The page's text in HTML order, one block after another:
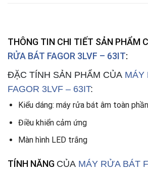
THÔNG TIN CHI TIẾT SẢN PHẨM
RỬA BÁT FAGOR 3LVF – 63IT:
ĐẶC TÍNH SẢN PHẨM CỦA MÁY
FAGOR 3LVF – 63IT:
Kiểu dáng: máy rửa bát âm toàn phần
Điều khiển cảm ứng
Màn hình LED trắng
TÍNH NĂNG CỦA MÁY RỬA BÁT